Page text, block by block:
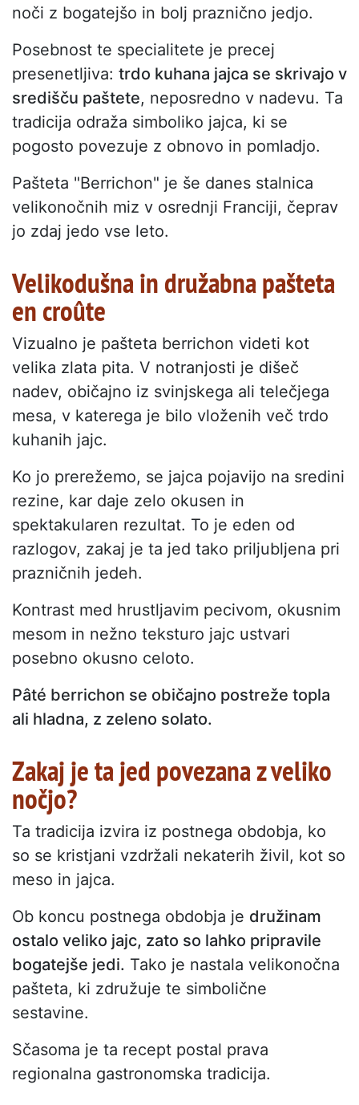
noči z bogatejšo in bolj praznično jedjo.
Posebnost te specialitete je precej
presenetljiva: trdo kuhana jajca se skrivajo v
središču paštete, neposredno v nadevu. Ta
tradicija odraža simboliko jajca, ki se
pogosto povezuje z obnovo in pomladjo.
Pašteta "Berrichon" je še danes stalnica
velikonočnih miz v osrednji Franciji, čeprav
jo zdaj jedo vse leto.
Velikodušna in družabna pašteta
en croûte
Vizualno je pašteta berrichon videti kot
velika zlata pita. V notranjosti je dišeč
nadev, običajno iz svinjskega ali telečjega
mesa, v katerega je bilo vloženih več trdo
kuhanih jajc.
Ko jo prerežemo, se jajca pojavijo na sredini
rezine, kar daje zelo okusen in
spektakularen rezultat. To je eden od
razlogov, zakaj je ta jed tako priljubljena pri
prazničnih jedeh.
Kontrast med hrustljavim pecivom, okusnim
mesom in nežno teksturo jajc ustvari
posebno okusno celoto.
Pâté berrichon se običajno postreže topla
ali hladna, z zeleno solato.
Zakaj je ta jed povezana z veliko
nočjo?
Ta tradicija izvira iz postnega obdobja, ko
so se kristjani vzdržali nekaterih živil, kot so
meso in jajca.
Ob koncu postnega obdobja je družinam
ostalo veliko jajc, zato so lahko pripravile
bogatejše jedi. Tako je nastala velikonočna
pašteta, ki združuje te simbolične
sestavine.
Sčasoma je ta recept postal prava
regionalna gastronomska tradicija.